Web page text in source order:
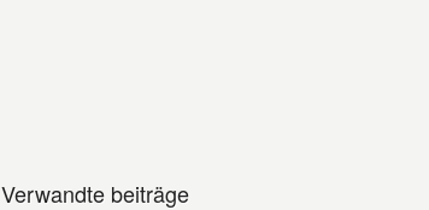
Verwandte beiträge